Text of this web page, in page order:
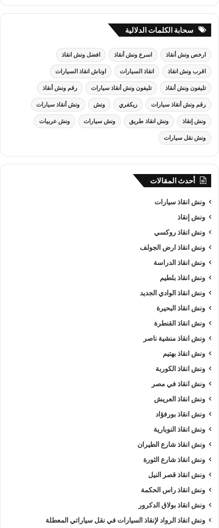
ونش انقاذ سيارات
من اهم اسباب نجاح شركة الرواد لـرفع و
الكبيرة في استغلال الوقت وتقديم خدمة
عالية باقل سعر وأن نصبح من
ونش انقاذ سيارات
المحافظات كما ننافس الشركات الاخري في مصر كما نسعى دائما
الي تحقيق اهدافنا و تحقيق كل متطلبات العميل في خدمة
السيارات.
ويمكنك ايضا طلب
اذا كنت تمتلك سيارة وتعطلت بك في اسوان وتبحث عن
انقاذ
, لا داعي للقلق والبحث الكثير ,
اسوان لأنقاذك متوفر لدينا
انقاذ سيارات,ونش انقاذ دراجة نارية
انقاذ سيارات نقل,
ونش نقل قوارب).
طلبونش انقاذ سيارات
طلبونش انقاذ سيارات
طلبونش انقاذ سيارات
طلبونش انقاذ سياراتلنقلك لاقرب مركز صيانة.
سحابة الكلمات الدلالية
ارخص ونش أنقاذ اسرع ونش أنقاذ افضل ونش انقاذ
اقرب ونش انقاذ انقاذ السيارات اوناش انقاذ السيارات
تليفون ونش أنقاذ تليفون ونش أنقاذ سيارات رقم ونش أنقاذ
رقم ونش أنقاذ سيارات ريكفري ونش ونش أنقاذ سيارات
ونش إنقاذ ونش انقاذ طريق ونش سيارات ونش عربيات
ونش نقل سيارات
أحدث المقالات
ونش انقاذ سيارات
ونش إنقاذ
ونش انقاذ روكسي
ونش انقاذ ارض الجولف
ونش انقاذ الدراسة
ونش انقاذ بلطيم
ونش انقاذ الوادي الجديد
ونش انقاذ البحيرة
ونش انقاذ القنطرة
ونش انقاذ منشية ناصر
ونش انقاذ بهتيم
ونش انقاذ الكوربة
ونش انقاذ في مصر
ونش انقاذ العريش
ونش انقاذ بورفؤاد
ونش انقاذ النوبارية
ونش انقاذ شارع الطيران
ونش انقاذ شارع الثورة
ونش انقاذ قصر النيل
ونش انقاذ راس الحكمة
ونش انقاذ بولاق الدكرور
ونش انقاذ الرواد لإنقاذ السيارات في نقل سياراتي المعطلة